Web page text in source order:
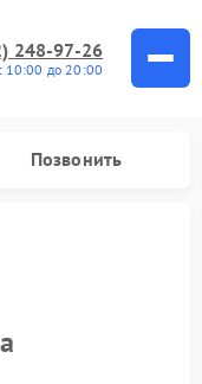
248-97-26
10:00 до 20:00
Позвонить